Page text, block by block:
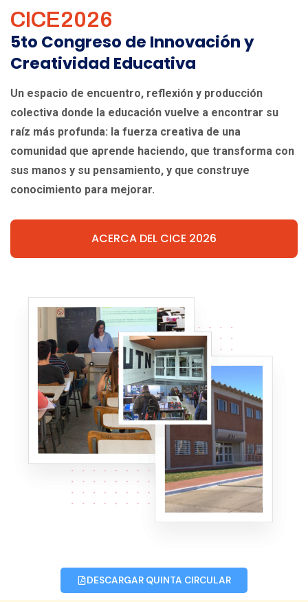
CICE2026
5to Congreso de Innovación y
Creatividad Educativa
Un espacio de encuentro, reflexión y producción
colectiva donde la educación vuelve a encontrar su
raíz más profunda: la fuerza creativa de una
comunidad que aprende haciendo, que transforma con
sus manos y su pensamiento, y que construye
conocimiento para mejorar.
ACERCA DEL CICE 2026
DESCARGAR QUINTA CIRCULAR